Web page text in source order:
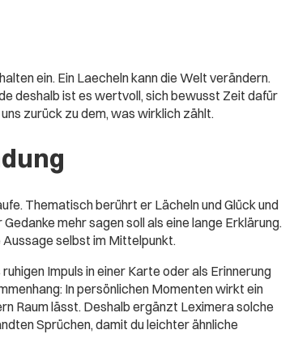
ein. Ein Laecheln kann die Welt verändern.
deshalb ist es wertvoll, sich bewusst Zeit dafür
zurück zu dem, was wirklich zählt.
Thematisch berührt er Lächeln und Glück und
mehr sagen soll als eine lange Erklärung.
selbst im Mittelpunkt.
Impuls in einer Karte oder als Erinnerung
In persönlichen Momenten wirkt ein
Raum lässt. Deshalb ergänzt Leximera solche
Sprüchen, damit du leichter ähnliche